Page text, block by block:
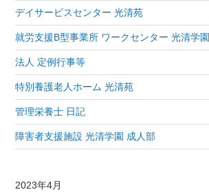
デイサービスセンター 光清苑
就労支援B型事業所 ワークセンター 光清学園
法人 定例行事等
特別養護老人ホーム 光清苑
管理栄養士 日記
障害者支援施設 光清学園 成人部
2023年4月